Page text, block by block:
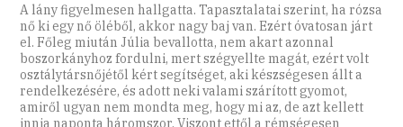
A lány figyelmesen hallgatta. Tapasztalatai szerint, ha rózsa
nő ki egy nő öléből, akkor nagy baj van. Ezért óvatosan járt
el. Főleg miután Júlia bevallotta, nem akart azonnal
boszorkányhoz fordulni, mert szégyellte magát, ezért volt
osztálytársnőjétől kért segítséget, aki készségesen állt a
rendelkezésére, és adott neki valami szárított gyomot,
amiről ugyan nem mondta meg, hogy mi az, de azt kellett
innia naponta háromszor. Viszont ettől a rémségesen